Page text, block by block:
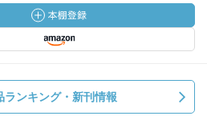
ランキング・新刊情報